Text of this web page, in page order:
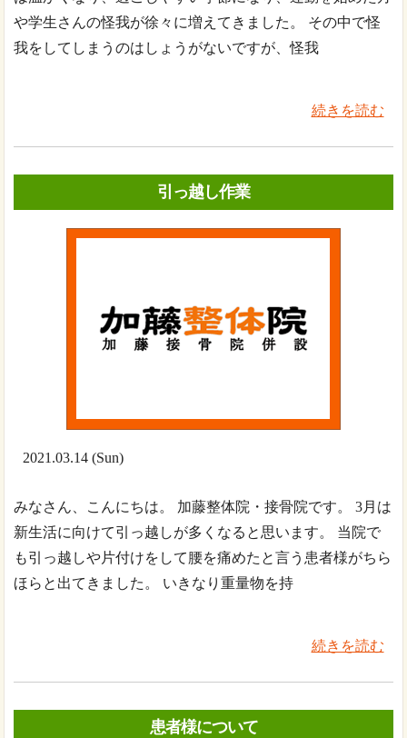
や学生さんの怪我が徐々に増えてきました。 その中で怪
我をしてしまうのはしょうがないですが、怪我
続きを読む
引っ越し作業
2021.03.14 (Sun)
みなさん、こんにちは。 加藤整体院・接骨院です。 3月は
新生活に向けて引っ越しが多くなると思います。 当院で
も引っ越しや片付けをして腰を痛めたと言う患者様がちら
ほらと出てきました。 いきなり重量物を持
続きを読む
患者様について